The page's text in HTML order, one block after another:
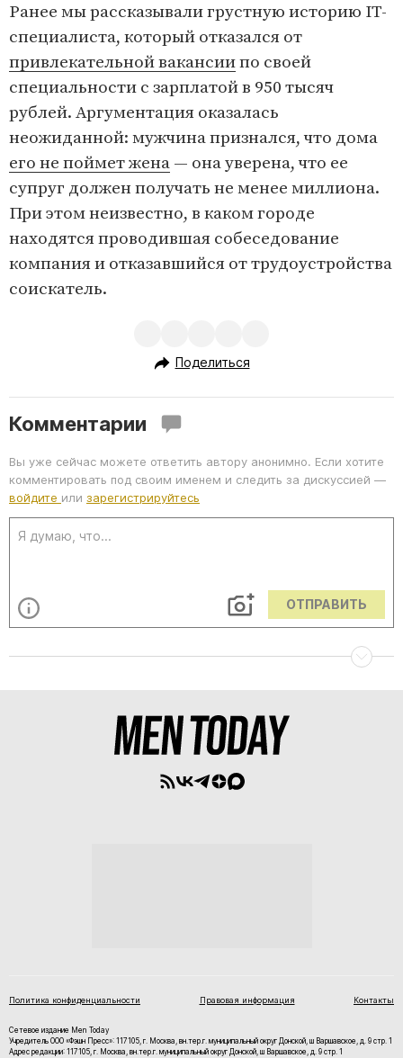
Ранее мы рассказывали грустную историю IT-
специалиста, который отказался от
привлекательной вакансиипо своей
специальности с зарплатой в 950 тысяч
рублей. Аргументация оказалась
неожиданной: мужчина признался, что дома
его не поймет жена — она уверена, что ее
супруг должен получать не менее миллиона.
При этом неизвестно, в каком городе
находятся проводившая собеседование
компания и отказавшийся от трудоустройства
соискатель.
Поделиться
Комментарии
Вы уже сейчас можете ответить автору анонимно. Если хотите
комментировать под своим именем и следить за дискуссией —
войдите или зарегистрируйтесь
ОТПРАВИТЬ
Политика конфиденциальности Правовая информация Контакты
Сетевое издание Men Today
Учредитель ООО «Фэшн Пресс»: 117105, г. Москва, вн.тер.г. муниципальный округ Донской, ш Варшавское, д. 9 стр. 1
Адрес редакции: 117105, г. Москва, вн.тер.г. муниципальный округ Донской, ш Варшавское, д. 9 стр. 1